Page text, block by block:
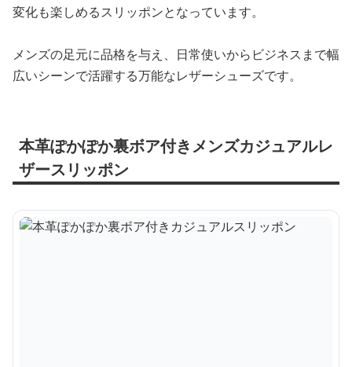
変化も楽しめるスリッポンとなっています。
メンズの足元に品格を与え、日常使いからビジネスまで幅
広いシーンで活躍する万能なレザーシューズです。
本革ぽかぽか裏ボア付きメンズカジュアルレ
ザースリッポン